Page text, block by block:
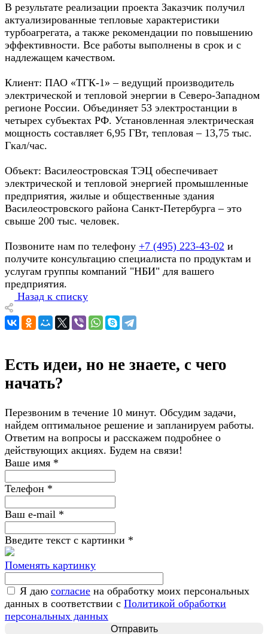
В результате реализации проекта Заказчик получил
актуализированные тепловые характеристики
турбоагрегата, а также рекомендации по повышению
эффективности. Все работы выполнены в срок и с
надлежащем качеством.
Клиент: ПАО «ТГК-1» – ведущий производитель
электрической и тепловой энергии в Северо-Западном
регионе России. Объединяет 53 электростанции в
четырех субъектах РФ. Установленная электрическая
мощность составляет 6,95 ГВт, тепловая – 13,75 тыс.
Гкал/час.
Объект: Василеостровская ТЭЦ обеспечивает
электрической и тепловой энергией промышленные
предприятия, жилые и общественные здания
Василеостровского района Санкт-Петербурга – это
свыше 200 тыс. человек.
Позвоните нам по телефону +7 (495) 223-43-02 и
получите консультацию специалиста по продуктам и
услугам группы компаний "НБИ" для вашего
предприятия.
Назад к списку
Есть идеи, но не знаете, с чего
начать?
Перезвоним в течение 10 минут. Обсудим задачи,
найдем оптимальное решение и запланируем работы.
Ответим на вопросы и расскажем подробнее о
действующих акциях. Будем на связи!
Ваше имя *
Телефон *
Ваш e-mail *
Введите текст с картинки *
Поменять картинку
Я даю согласие на обработку моих персональных
данных в соответствии с Политикой обработки
персональных данных